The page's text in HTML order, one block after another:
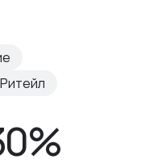
Ритейл